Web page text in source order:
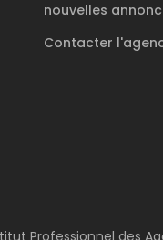
nouvelles
Contacter
Professionnel des